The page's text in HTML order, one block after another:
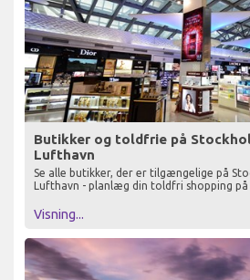
Butikker og toldfrie på
Lufthavn
Se alle butikker, der er tilgængelige på
Lufthavn - planlæg din toldfri shopping
Visning...